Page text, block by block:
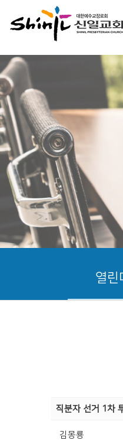
열린
직분자 선거 1차
김몽룡